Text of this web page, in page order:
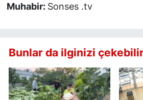
Muhabir: Sonses .tv
Bunlar da ilginizi